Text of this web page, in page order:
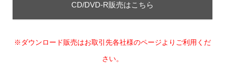
CD/DVD-R販売はこちら
※ダウンロード販売はお取引先各社様のページよりご利用くだ
さい。